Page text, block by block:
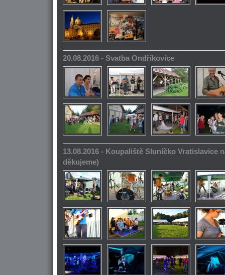
20.08.2016 - Svatba Ondříkovice
13.08.2016 - Koupaliště Sluníčko Vratislavice
děkujeme)